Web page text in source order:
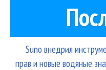
Suno внедрил
прав и новые водяные